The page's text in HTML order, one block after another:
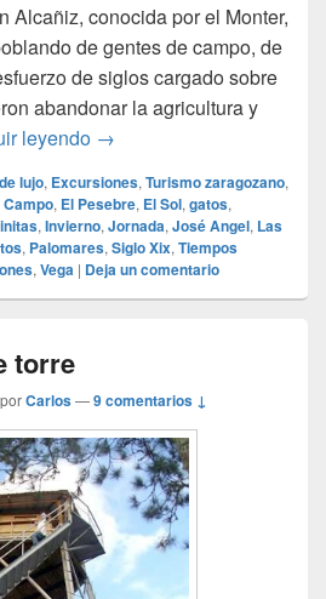
Alcañiz, conocida por el Monter,
de gentes de campo, de
de siglos cargado sobre
abandonar la agricultura y
leyendo El Hotel Villa Monter en
→
lujo, Excursiones, Turismo zaragozano,
Campo, El Pesebre, El Sol, gatos,
, Invierno, Jornada, José Angel, Las
, Palomares, Siglo Xix, Tiempos
, Vega | Deja un comentario
torre
porCarlos—9 comentarios ↓